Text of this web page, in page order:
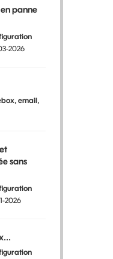
panne
2026
email,
sans
2026